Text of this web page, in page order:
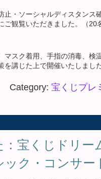
止・ソーシャルディスタン
ご観覧いただきました。（20
マスク着用、手指の消毒、検
を講じた上で開催いたしまし
Category: 宝くじプレ
宝くじドリー
ク・コンサー